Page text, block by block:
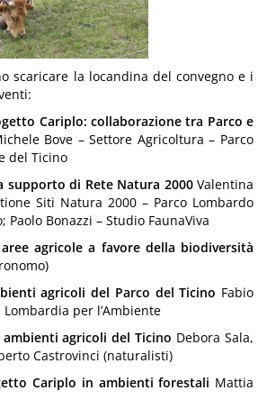
scaricare la locandina del convegno e i
Cariplo: collaborazione tra Parco e
Bove – Settore Agricoltura – Parco
del Ticino
supporto di Rete Natura 2000Valentina
Siti Natura 2000 – Parco Lombardo
Paolo Bonazzi – Studio FaunaViva
agricole a favore della biodiversità
agricoli del Parco del Ticino Fabio
Lombardia per l’Ambiente
agricoli del Ticino Debora Sala,
Castrovinci (naturalisti)
Cariplo in ambienti forestali Mattia